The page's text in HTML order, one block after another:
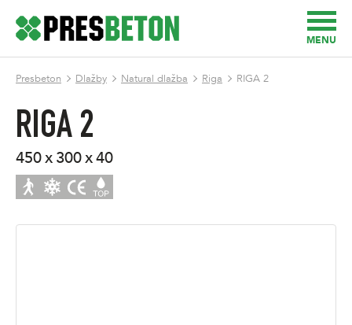
MENU
Presbeton Dlažby Natural dlažba Riga RIGA 2
RIGA 2
450 x 300 x 40